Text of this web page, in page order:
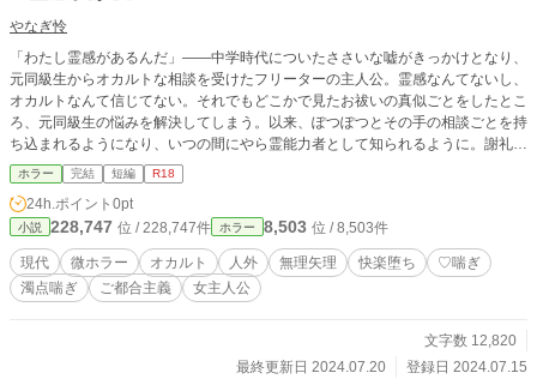
やなぎ怜
「わたし霊感があるんだ」――中学時代についたささいな嘘がきっかけとなり、
元同級生からオカルトな相談を受けたフリーターの主人公。霊感なんてないし、
オカルトなんて信じてない。それでもどこかで見たお祓いの真似ごとをしたとこ
ろ、元同級生の悩みを解決してしまう。以来、ぽつぽつとその手の相談ごとを持
ち込まれるようになり、いつの間にやら霊能力者として知られるように。謝礼金
に目がくらみ、霊能力者の真似ごとをし続けていた主人公だったが、ある依頼で
ひと目見て「ヤバイ」と感じる事態に直面し――。 ※性的表現あり。習作。荒
唐無稽なエロ小説です。潮吹き、小スカ/失禁、淫語あり（その他の要素はタグ
をご覧ください）。なぜか丸く収まってハピエン（主人公視点）に着地します。
※他投稿サイトにも掲載。
ホラー 完結 短編 R18
24h.ポイント 0pt
小説 228,747 位 / 228,747件 ホラー 8,503 位 / 8,503件
現代 微ホラー オカルト 人外 無理矢理 快楽堕ち
♡喘ぎ
濁点喘ぎ
ご都合主義 女主人公
文字数 12,820
最終更新日 2024.07.20
登録日 2024.07.15